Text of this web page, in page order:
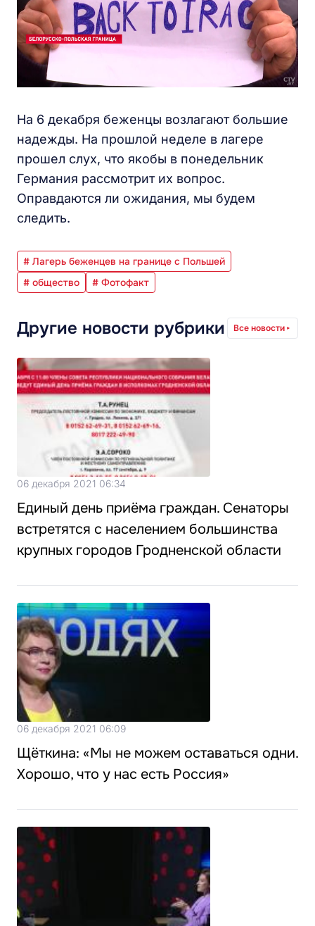
На 6 декабря беженцы возлагают большие
надежды. На прошлой неделе в лагере
прошел слух, что якобы в понедельник
Германия рассмотрит их вопрос.
Оправдаются ли ожидания, мы будем
следить.
# Лагерь беженцев на границе с Польшей
# общество
# Фотофакт
Другие новости рубрики Все новости
06 декабря 2021 06:34
Единый день приёма граждан. Сенаторы
встретятся с населением большинства
крупных городов Гродненской области
06 декабря 2021 06:09
Щёткина: «Мы не можем оставаться одни.
Хорошо, что у нас есть Россия»